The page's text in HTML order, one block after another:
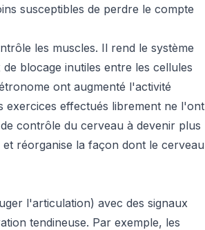
susceptibles de perdre le compte
les muscles. Il rend le système
blocage inutiles entre les cellules
ont augmenté l'activité
exercices effectués librement ne l'ont
contrôle du cerveau à devenir plus
réorganise la façon dont le cerveau
l'articulation) avec des signaux
tendineuse. Par exemple, les